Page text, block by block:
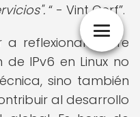
- Vint Cerf .
reflexionar sobre
IPv6 en Linux no
sino también
al desarrollo